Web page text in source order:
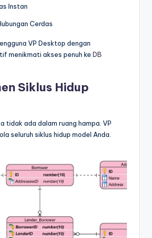
Instan
Cerdas
VP Desktop dengan
menikmati akses penuh ke DB
Siklus Hidup
tidak ada dalam ruang hampa. VP
seluruh siklus hidup model Anda.